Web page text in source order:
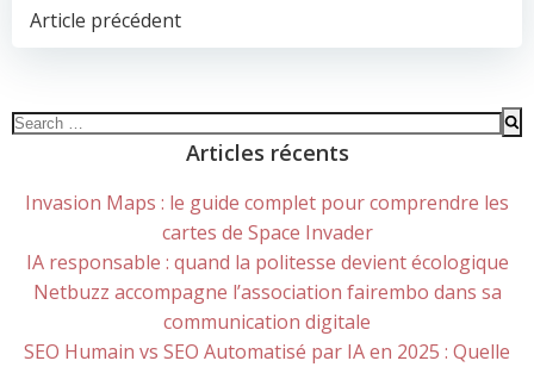
POST
Article précédent
Search
Articles récents
Invasion Maps : le guide complet pour comprendre les
cartes de Space Invader
IA responsable : quand la politesse devient écologique
Netbuzz accompagne l’association fairembo dans sa
communication digitale
SEO Humain vs SEO Automatisé par IA en 2025 : Quelle